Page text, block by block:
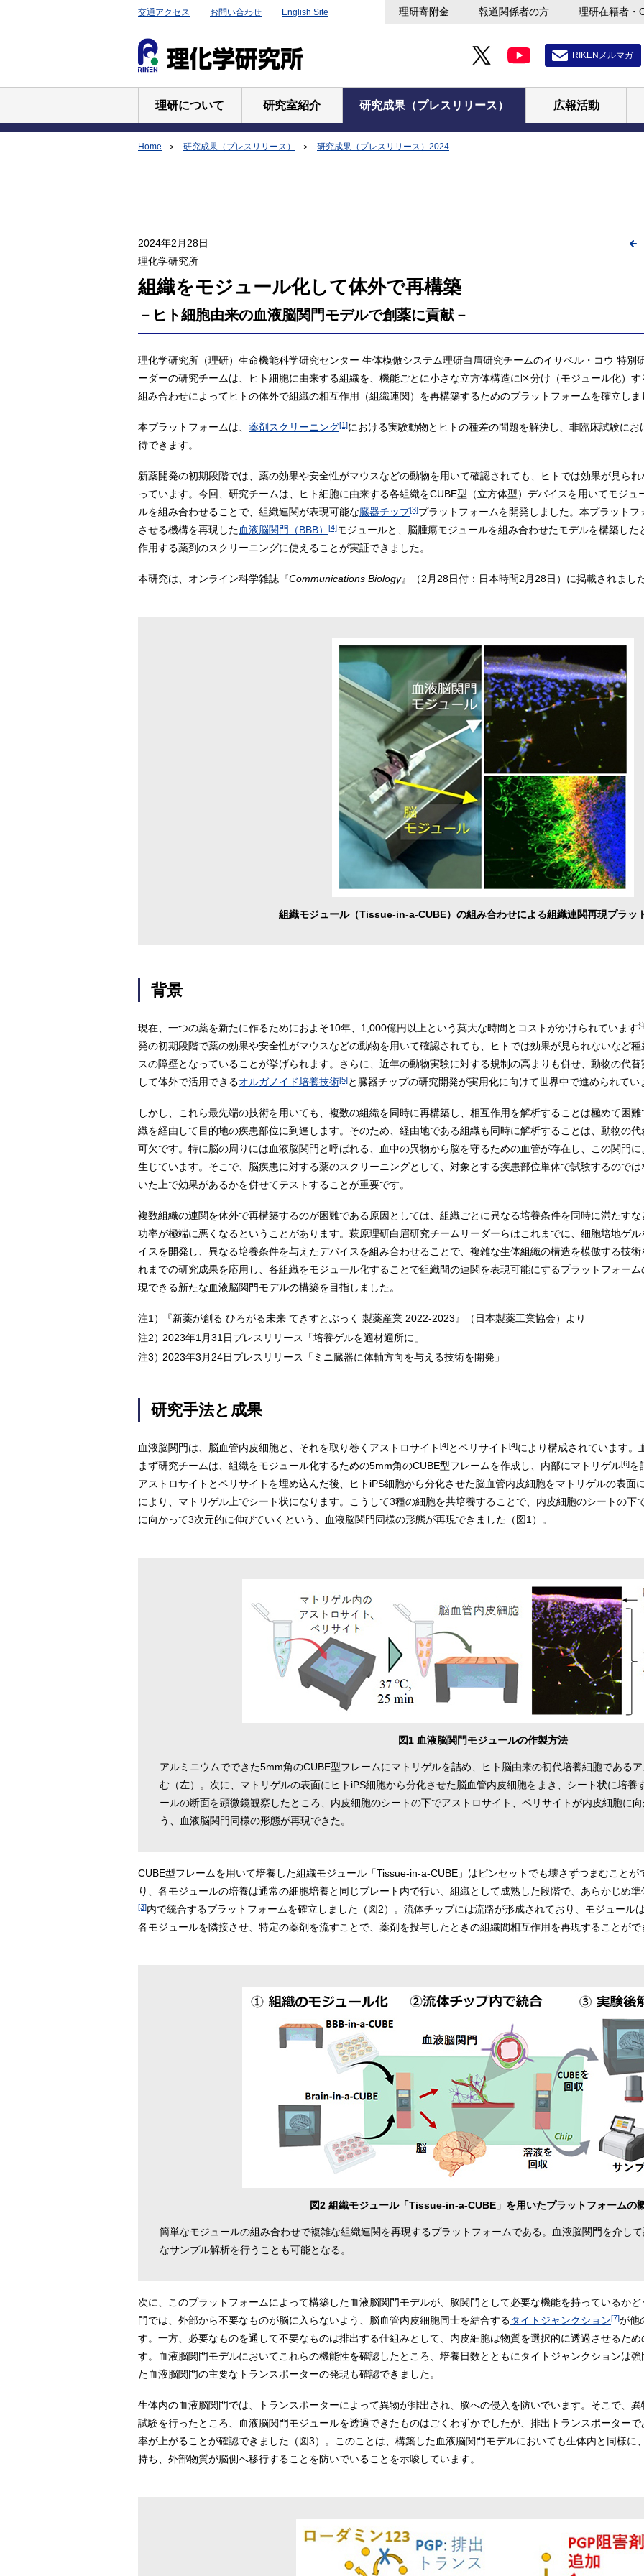
交通アクセス お問い合わせ English Site 理研寄附金 報道関係者の方 理研在籍者・
RIKENメルマガ
理研について 研究室紹介 研究成果（プレスリリース） 広報活動
Home 研究成果（プレスリリース） 研究成果（プレスリリース）2024
2024年2月28日
理化学研究所
組織をモジュール化して体外で再構築
－ヒト細胞由来の血液脳関門モデルで創薬に貢献－
理化学研究所（理研）生命機能科学研究センター 生体模倣システム理研白眉研究チームのイサベル・コウ 特別
ーダーの研究チームは、ヒト細胞に由来する組織を、機能ごとに小さな立方体構造に区分け（モジュール化）
組み合わせによってヒトの体外で組織の相互作用（組織連関）を再構築するためのプラットフォームを確立しま
本プラットフォームは、 薬剤スクリーニング[1]における実験動物とヒトの種差の問題を解決し、非臨床試験にお
待できます。
新薬開発の初期段階では、薬の効果や安全性がマウスなどの動物を用いて確認されても、ヒトでは効果が見ら
っています。今回、研究チームは、ヒト細胞に由来する各組織をCUBE型（立方体型）デバイスを用いてモジ
ルを組み合わせることで、組織連関が表現可能な臓器チップ[3]プラットフォームを開発しました。本プラット
させる機構を再現した血液脳関門（BBB） [4]モジュールと、脳腫瘍モジュールを組み合わせたモデルを構築し
作用する薬剤のスクリーニングに使えることが実証できました。
本研究は、オンライン科学雑誌『Communications Biology』（2月28日付：日本時間2月28日）に掲載されました
組織モジュール（Tissue-in-a-CUBE）の組み合わせによる組織連関再現プラッ
背景
現在、一つの薬を新たに作るためにおよそ10年、1,000億円以上という莫大な時間とコストがかけられています
発の初期段階で薬の効果や安全性がマウスなどの動物を用いて確認されても、ヒトでは効果が見られないなど
スの障壁となっていることが挙げられます。さらに、近年の動物実験に対する規制の高まりも併せ、動物の代
して体外で活用できるオルガノイド培養技術[5]と臓器チップの研究開発が実用化に向けて世界中で進められてい
しかし、これら最先端の技術を用いても、複数の組織を同時に再構築し、相互作用を解析することは極めて困
織を経由して目的地の疾患部位に到達します。そのため、経由地である組織も同時に解析することは、動物の
可欠です。特に脳の周りには血液脳関門と呼ばれる、血中の異物から脳を守るための血管が存在し、この関門
生じています。そこで、脳疾患に対する薬のスクリーニングとして、対象とする疾患部位単体で試験するので
いた上で効果があるかを併せてテストすることが重要です。
複数組織の連関を体外で再構築するのが困難である原因としては、組織ごとに異なる培養条件を同時に満たす
功率が極端に悪くなるということがあります。萩原理研白眉研究チームリーダーらはこれまでに、細胞培地ゲ
イスを開発し、異なる培養条件を与えたデバイスを組み合わせることで、複雑な生体組織の構造を模倣する技
れまでの研究成果を応用し、各組織をモジュール化することで組織間の連関を表現可能にするプラットフォー
現できる新たな血液脳関門モデルの構築を目指しました。
注1）
『新薬が創る ひろがる未来 てきすとぶっく 製薬産業 2022-2023』（日本製薬工業協会）より
注2）2023年1月31日プレスリリース「培養ゲルを適材適所に」
注3）2023年3月24日プレスリリース「ミニ臓器に体軸方向を与える技術を開発」
研究手法と成果
血液脳関門は、脳血管内皮細胞と、それを取り巻くアストロサイト [4]とペリサイト [4]により構成されています。
まず研究チームは、組織をモジュール化するための5mm角のCUBE型フレームを作成し、内部にマトリゲル[6]を
アストロサイトとペリサイトを埋め込んだ後、ヒトiPS細胞から分化させた脳血管内皮細胞をマトリゲルの表面
により、マトリゲル上でシート状になります。こうして3種の細胞を共培養することで、内皮細胞のシートの下
に向かって3次元的に伸びていくという、血液脳関門同様の形態が再現できました（図1）。
図1 血液脳関門モジュールの作製方法
アルミニウムでできた5mm角のCUBE型フレームにマトリゲルを詰め、ヒト脳由来の初代培養細胞である
む（左）。次に、マトリゲルの表面にヒトiPS細胞から分化させた脳血管内皮細胞をまき、シート状に培養
ールの断面を顕微鏡観察したところ、内皮細胞のシートの下でアストロサイト、ペリサイトが内皮細胞に
う、血液脳関門同様の形態が再現できた。
CUBE型フレームを用いて培養した組織モジュール「Tissue-in-a-CUBE」はピンセットでも壊さずつまむことが
り、各モジュールの培養は通常の細胞培養と同じプレート内で行い、組織として成熟した段階で、あらかじめ
[3]内で統合するプラットフォームを確立しました（図2）。流体チップには流路が形成されており、モジュール
各モジュールを隣接させ、特定の薬剤を流すことで、薬剤を投与したときの組織間相互作用を再現することがで
図2 組織モジュール「Tissue-in-a-CUBE」を用いたプラットフォームの
簡単なモジュールの組み合わせで複雑な組織連関を再現するプラットフォームである。血液脳関門を介し
なサンプル解析を行うことも可能となる。
次に、このプラットフォームによって構築した血液脳関門モデルが、脳関門として必要な機能を持っているか
門では、外部から不要なものが脳に入らないよう、脳血管内皮細胞同士を結合するタイトジャンクション[7]が他
す。一方、必要なものを通して不要なものは排出する仕組みとして、内皮細胞は物質を選択的に透過させるため
す。血液脳関門モデルにおいてこれらの機能性を確認したところ、培養日数とともにタイトジャンクションは強
た血液脳関門の主要なトランスポーターの発現も確認できました。
生体内の血液脳関門では、トランスポーターによって異物が排出され、脳への侵入を防いでいます。そこで、
試験を行ったところ、血液脳関門モジュールを透過できたものはごくわずかでしたが、排出トランスポーター
率が上がることが確認できました（図3）。このことは、構築した血液脳関門モデルにおいても生体内と同様に
持ち、外部物質が脳側へ移行することを防いでいることを示唆しています。